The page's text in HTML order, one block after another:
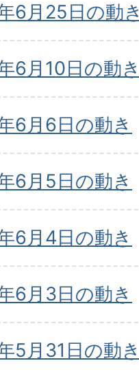
6月25日の動き
6月10日の動き
6月6日の動き
6月5日の動き
6月4日の動き
6月3日の動き
5月31日の動き